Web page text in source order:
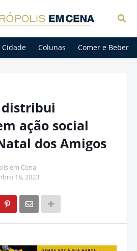
Cidade Colunas Comer e Beber
distribui
ação social
dos Amigos
em Cena
18, 2023